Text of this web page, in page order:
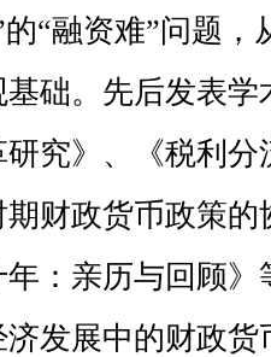
“融资难”问题
础。先后发表
研究》、《税利
财政货币政策
年：亲历与回顾
发展中的财政货